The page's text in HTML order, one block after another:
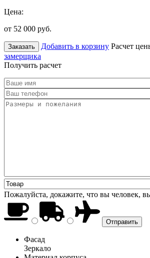
Цена:
от 52 000 руб.
Заказать Добавить в корзину Расчет
замерщика
Получить расчет
Пожалуйста, докажите, что вы человек,
Фасад
Зеркало